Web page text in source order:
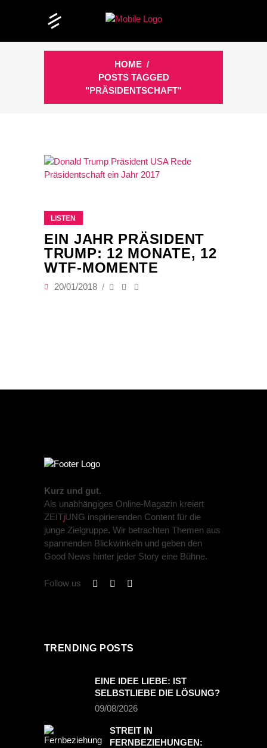
HOME /
POSTS TAGGED
"PRÄSIDENTSCHAFT"
LISTEN
EIN JAHR PRÄSIDENT
TRUMP: 12 MONATE, 12
WTF-MOMENTE
20/01/2018
Kurz und gut.
Als unabhängiges Online-Magazin kreiert
ZEITjUNG inspirierenden Content für die
junge Zielgruppe. Wir betrachten Themen aus
spannenden Blickwinkeln und geben den
Good News hinter jeder Story eine Bühne.
Follow us
TRENDING POSTS
EINE IDEE LIEBE: IST
SELBSTLIEBE DIE LÖSUNG?
09/08/2026
STREIT IN
FERNBEZIEHUNGEN: